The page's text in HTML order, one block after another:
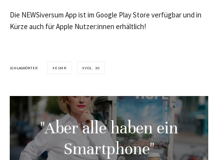
Die NEWSiversum App ist im Google Play Store verfügbar und in
Kürze auch für Apple Nutzer:innen erhältlich!
SCHLAGWÖRTER ESMR VOL. 30
"Aber alle haben ein
Smartphone"